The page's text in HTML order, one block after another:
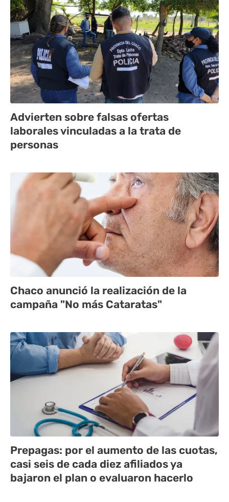
Advierten sobre falsas ofertas
laborales vinculadas a la trata de
personas
Chaco anunció la realización de la
campaña "No más Cataratas"
Prepagas: por el aumento de las cuotas,
casi seis de cada diez afiliados ya
bajaron el plan o evaluaron hacerlo